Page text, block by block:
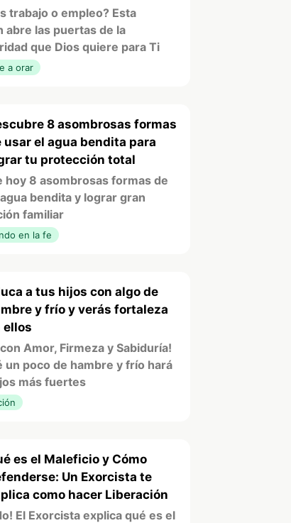
trabajo o empleo? Esta
abre las puertas de la
que Dios quiere para Ti
a orar
8 asombrosas formas
usar el agua bendita para
tu protección total
hoy 8 asombrosas formas de
bendita y lograr gran
familiar
en la fe
a tus hijos con algo de
y frío y verás fortaleza
ellos
con Amor, Firmeza y Sabiduría!
un poco de hambre y frío hará
más fuertes
es el Maleficio y Cómo
Un Exorcista te
como hacer Liberación
El Exorcista explica qué es el